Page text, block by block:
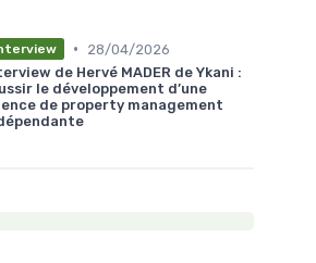
•
28/04/2026
de Hervé MADER de Ykani :
le développement d’une
de property management